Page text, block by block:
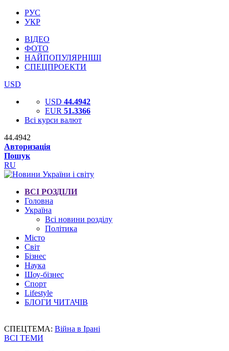
РУС
УКР
ВІДЕО
ФОТО
НАЙПОПУЛЯРНІШІ
СПЕЦПРОЕКТИ
USD
USD 44.4942
EUR 51.3366
Всі курси валют
44.4942
Авторизація
Пошук
RU
ВСІ РОЗДІЛИ
Головна
Україна
Всі новини розділу
Політика
Місто
Світ
Бізнес
Наука
Шоу-бізнес
Спорт
Lifestyle
БЛОГИ ЧИТАЧІВ
СПЕЦТЕМА: Війна в Ірані
ВСІ ТЕМИ